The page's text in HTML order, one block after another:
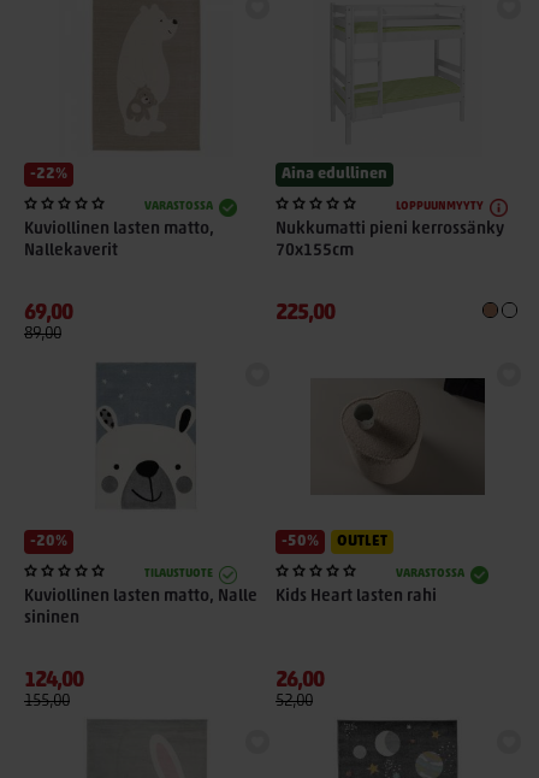
-22%
VARASTOSSA
Kuviollinen lasten matto,
Nallekaverit
69,00
89,00
Aina edullinen
LOPPUUNMYYTY
Nukkumatti pieni kerrossänky
70x155cm
225,00
-20%
TILAUSTUOTE
Kuviollinen lasten matto, Nalle
sininen
124,00
155,00
-50% OUTLET
VARASTOSSA
Kids Heart lasten rahi
26,00
52,00